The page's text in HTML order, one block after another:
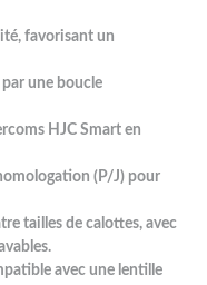
favorisant un
par une boucle
HJC Smart en
(P/J) pour
tailles de calottes, avec
avec une lentille